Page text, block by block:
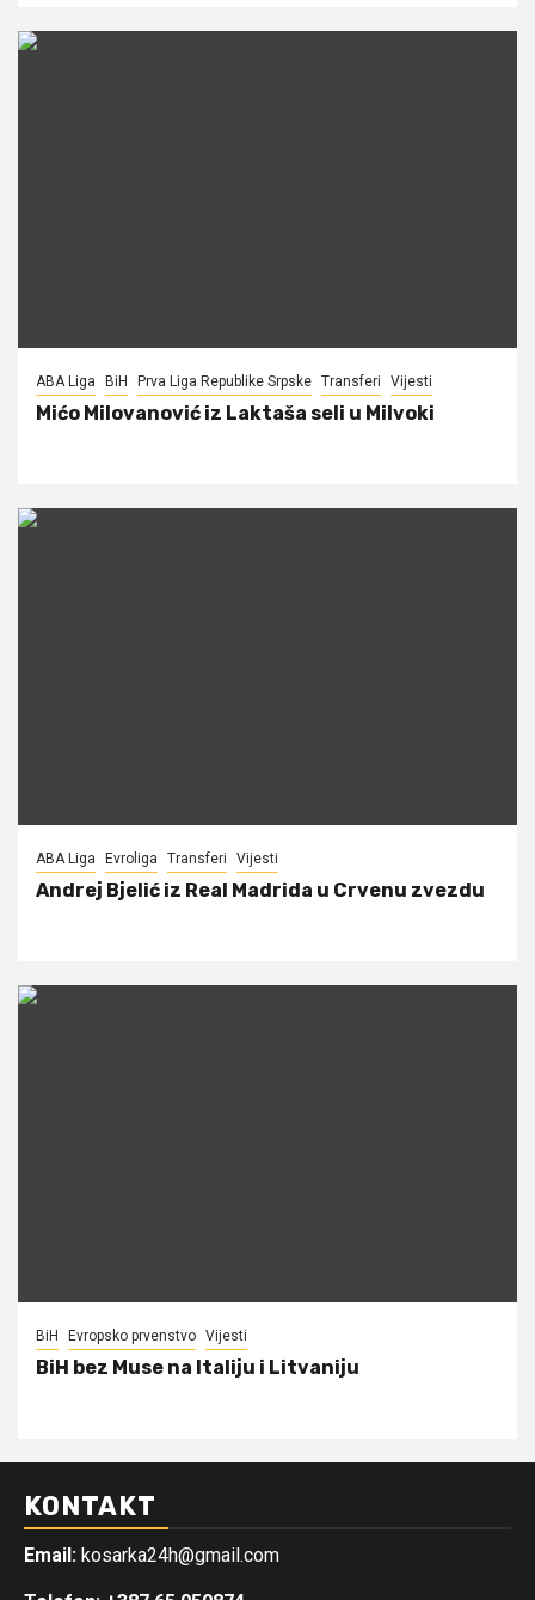
ABA Liga BiH Prva Liga Republike Srpske Transferi Vijesti
Mićo Milovanović iz Laktaša seli u Milvoki
ABA Liga Evroliga Transferi Vijesti
Andrej Bjelić iz Real Madrida u Crvenu zvezdu
BiH Evropsko prvenstvo Vijesti
BiH bez Muse na Italiju i Litvaniju
KONTAKT
Email: kosarka24h@gmail.com